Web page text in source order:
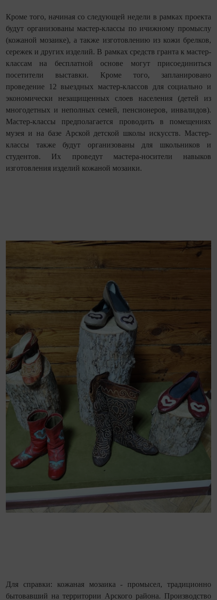
Кроме того, начиная со следующей недели в рамках проекта
будут организованы мастер-классы по ичижному промыслу
(кожаной мозаике), а также изготовлению из кожи брелков,
сережек и других изделий. В рамках средств гранта к мастер-
классам на бесплатной основе могут присоединиться
посетители выставки. Кроме того, запланировано
проведение 12 выездных мастер-классов для социально и
экономически незащищенных слоев населения (детей из
многодетных и неполных семей, пенсионеров, инвалидов).
Мастер-классы предполагается проводить в помещениях
музея и на базе Арской детской школы искусств. Мастер-
классы также будут организованы для школьников и
студентов. Их проведут мастера-носители навыков
изготовления изделий кожаной мозаики.
Для справки: кожаная мозаика - промысел, традиционно
бытовавший на территории Арского района. Производство